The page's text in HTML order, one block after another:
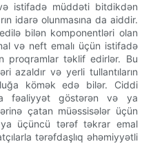
və istifadə müddəti bitdikdən
idarə olunmasına da aiddir.
bilən komponentləri olan
və neft emalı üçün istifadə
proqramlar təklif edirlər. Bu
azaldır və yerli tullantıların
kömək edə bilər. Ciddi
fəaliyyət göstərən və ya
çatan müəssisələr üçün
üçüncü tərəf təkrar emal
tərəfdaşlıq əhəmiyyətli